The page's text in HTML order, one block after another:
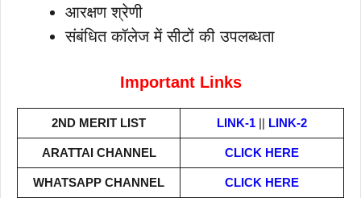
आरक्षण श्रेणी
संबंधित कॉलेज में सीटों की उपलब्धता
Important Links
2ND MERIT LIST LINK-1 || LINK-2
ARATTAI CHANNEL CLICK HERE
WHATSAPP CHANNEL CLICK HERE